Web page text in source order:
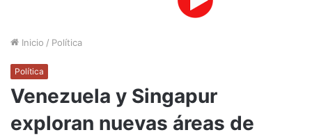
Inicio / Política
Política
Venezuela y Singapur
exploran nuevas áreas de